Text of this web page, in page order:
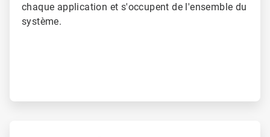
chaque application et s'occupent de l'ensemble du
système.